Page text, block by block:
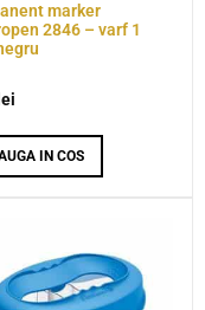
marker
2846 – varf 1
lei
IN COS